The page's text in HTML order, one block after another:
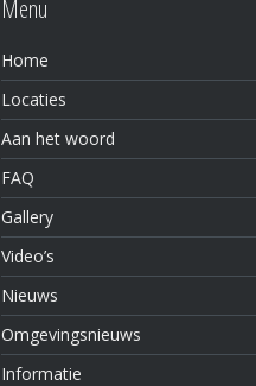
Menu
Home
Locaties
Aan het woord
FAQ
Gallery
Video’s
Nieuws
Omgevingsnieuws
Informatie